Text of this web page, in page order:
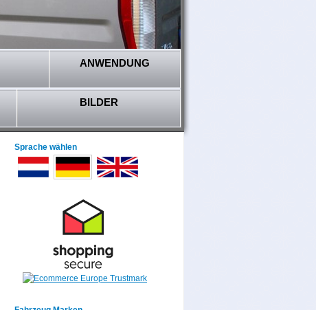
ANWENDUNG
BILDER
Sprache wählen